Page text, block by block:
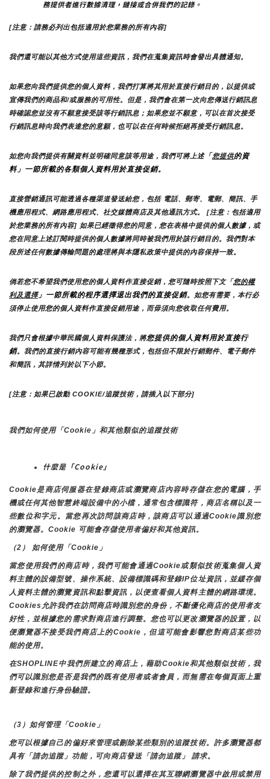
務提供者進行數據清理，鏈接或合併我們的記錄。
[注意：請務必列出包括適用於您業務的所有內容]
我們還可能以其他方式使用這些資訊，我們在蒐集資訊時會發出具體通知。
如果您向我們提供您的個人資料，我們打算將其用於直接行銷目的，以提供或
宣傳我們的商品和/或服務的可用性。但是，我們會在第一次向您傳送行銷訊息
時確認您並沒有不願意接受該等行銷訊息；如果您並不願意，可以在首次接受
行銷訊息時向我們表達您的意願，也可以在任何時候拒絕再接受行銷訊息。
如您向我們提供有關資料並明確同意該等用途，我們可將上述「 您提供的資
料」一節所載的各類個人資料用於直接促銷。
直接營銷通訊可能透過各種渠道發送給您，包括 電話、郵寄、電郵、簡訊、手
機應用程式、網路應用程式、社交媒體商店及其他通訊方式。 [注意：包括適用
於您業務的所有內容] 如果已經徵得您的同意，您在表格中提供的個人數據，或
您在同意上述訂閱時提供的個人數據將同時被我們用於該行銷目的。我們對本
段所述任何數據傳輸問題的處理將與本隱私政策中提供的內容保持一致。
倘若您不希望我們使用您的個人資料作直接促銷，您可隨時按照下文「您的權
利及選擇」一節所載的程序選擇退出我們的直接促銷。如您有需要，本行必
須停止使用您的個人資料作直接促銷用途，而毋須向您收取任何費用。
我們只會根據中華民國個人資料保護法，將您提供的個人資料用於直接行
銷。我們的直接行銷內容可能有幾種形式，包括但不限於行銷郵件、電子郵件
和簡訊，其詳情列於以下小節。
[注意：如果已啟動 COOKIE/追蹤技術，請插入以下部分]
我們如何使用「Cookie」和其他類似的追蹤技術
什麼是「Cookie」
Cookie是商店伺服器在登錄商店或瀏覽商店內容時存儲在您的電腦，手
機或任何其他智慧終端設備中的小檔，通常包含標識符，商店名稱以及一
些數位和字元。當您再次訪問該商店時，該商店可以通過Cookie識別您
的瀏覽器。Cookie 可能會存儲使用者偏好和其他資訊。
（2） 如何使用「Cookie」
當您使用我們的商店時，我們可能會通過Cookie或類似技術蒐集個人資
料主體的設備型號、操作系統、設備標識碼和登錄IP位址資訊，並緩存個
人資料主體的瀏覽資訊和點擊資訊，以便查看個人資料主體的網路環境。
Cookies允許我們在訪問商店時識別您的身份，不斷優化商店的使用者友
好性，並根據您的需求對商店進行調整。您也可以更改瀏覽器的設置，以
便瀏覽器不接受我們商店上的Cookie，但這可能會影響您對商店某些功
能的使用。
在SHOPLINE中我們所建立的商店上，藉助Cookie和其他類似技術，我
們可以識別您是否是我們的既有使用者或者會員，而無需在每個頁面上重
新登錄和進行身份驗證。
（3）如何管理「Cookie」
您可以根據自己的偏好來管理或刪除某些類別的追蹤技術。許多瀏覽器都
具有「請勿追蹤」功能，可向商店發送「請勿追蹤」 請求。
除了我們提供的控制之外，您還可以選擇在其互聯網瀏覽器中啟用或禁用